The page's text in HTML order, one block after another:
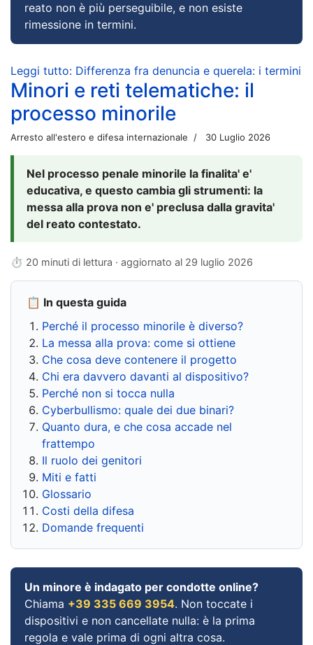
reato non è più perseguibile, e non esiste
rimessione in termini.
Leggi tutto: Differenza fra denuncia e querela: i termini
Minori e reti telematiche: il
processo minorile
Arresto all'estero e difesa internazionale 30 Luglio 2026
Nel processo penale minorile la finalita' e'
educativa, e questo cambia gli strumenti: la
messa alla prova non e' preclusa dalla gravita'
del reato contestato.
⏱ 20 minuti di lettura · aggiornato al 29 luglio 2026
📋 In questa guida
Perché il processo minorile è diverso?
La messa alla prova: come si ottiene
Che cosa deve contenere il progetto
Chi era davvero davanti al dispositivo?
Perché non si tocca nulla
Cyberbullismo: quale dei due binari?
Quanto dura, e che cosa accade nel
frattempo
Il ruolo dei genitori
Miti e fatti
Glossario
Costi della difesa
Domande frequenti
Un minore è indagato per condotte online?
Chiama +39 335 669 3954. Non toccate i
dispositivi e non cancellate nulla: è la prima
regola e vale prima di ogni altra cosa.